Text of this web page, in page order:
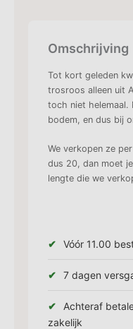
Omschrijving
Tot kort geleden
trosroos alleen uit
toch niet helemaal.
bodem, en dus bij
We verkopen ze
dus 20, dan moet
lengte die we
Vóór 11.00
7 dagen
Achteraf
zakelijk